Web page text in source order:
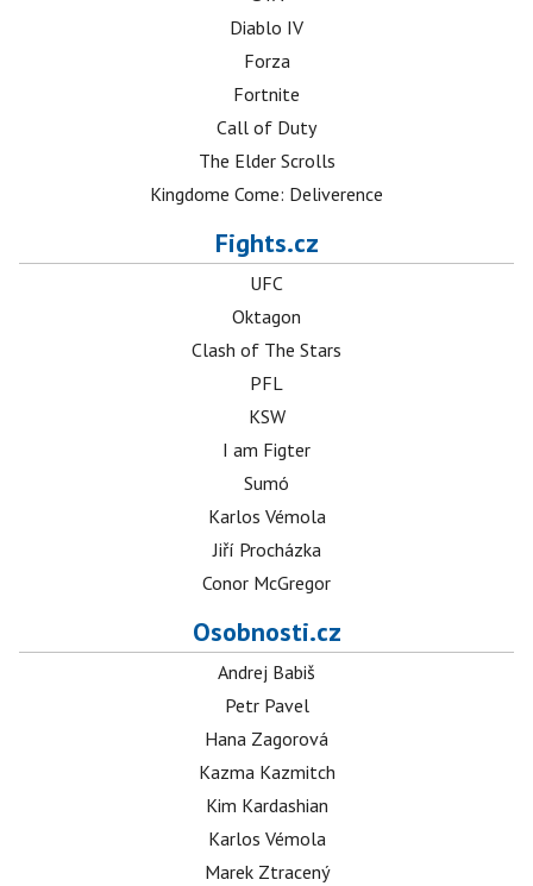
Diablo IV
Forza
Fortnite
Call of Duty
The Elder Scrolls
Kingdome Come: Deliverence
Fights.cz
UFC
Oktagon
Clash of The Stars
PFL
KSW
I am Figter
Sumó
Karlos Vémola
Jiří Procházka
Conor McGregor
Osobnosti.cz
Andrej Babiš
Petr Pavel
Hana Zagorová
Kazma Kazmitch
Kim Kardashian
Karlos Vémola
Marek Ztracený